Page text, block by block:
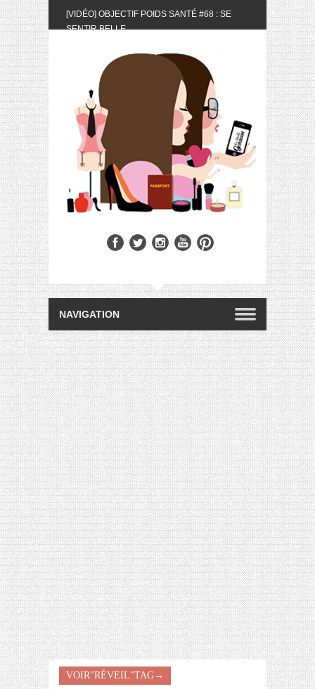
[VIDÉO] OBJECTIF POIDS SANTÉ #68 : SE
SENTIR BELLE
MOIS DE MAI 2024
[VIDÉO] UNBOXING : LES MY LITTLE &
BIOTYFULL BOX DU MOIS DE MAI 2024 FEAT.
AKILA
[VIDÉO] LA SÉLECTION DU MOIS #AVRIL2024
[VIDÉO] QUITOQUE #10 : MEAL PREP &
CONVIVIALITÉ
[VIDÉO] UNBOXING : LES MY LITTLE &
BIOTYFULL BOX DU MOIS D’AVRIL 2024
FEAT. AKILA
[VIDÉO] OBJECTIF POIDS SANTÉ #67 : L’AVIS
[VIDÉO] UNBOXING : LES MY LITTLE &
[VIDÉO] LA SÉLECTION DU MOIS
#JANVIER2024
RECETTES RISOTTO
VOIR"RÉVEIL"TAG→